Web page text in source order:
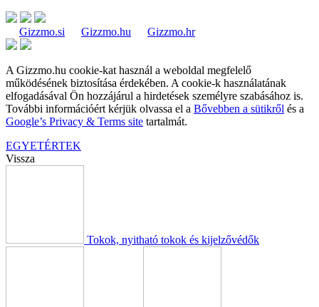
Gizzmo.si Gizzmo.hu Gizzmo.hr
A Gizzmo.hu cookie-kat használ a weboldal megfelelő
működésének biztosítása érdekében. A cookie-k használatának
elfogadásával Ön hozzájárul a hirdetések személyre szabásához is.
További információért kérjük olvassa el a Bővebben a sütikről és a
Google’s Privacy & Terms site tartalmát.
EGYETÉRTEK
Vissza
Tokok, nyitható tokok és kijelzővédők